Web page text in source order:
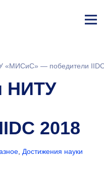
ине
«МИСиС» — победители
НИТУ
2018
Достижения науки